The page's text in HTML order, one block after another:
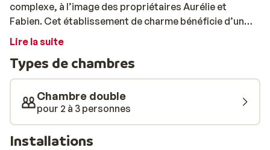
complexe, à l’image des propriétaires Aurélie et
Fabien. Cet établissement de charme bénéficie d’un
emplacement idéal pour les skieurs, à 300 mètres des
se situe en plein centre, vous aurez donc tout le loisir
de profiter des restaurant et boutiques des Deux
Alpes. Vous séjournerez dans de superbes chambres
spacieuses au style contemporain. Elles sont bien
équipées et offrent un joli balcon orienté sud, d’où
vous aurez une vue imprenable sur les sommets
Lire la suite
Types de chambres
Chambre double
pour 2 à 3 personnes
Installations